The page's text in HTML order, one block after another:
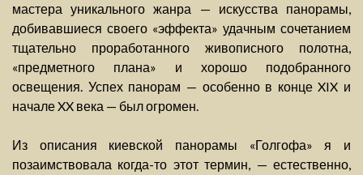
мастера уникального жанра — искусства панорамы,
добивавшиеся своего «эффекта» удачным сочетанием
тщательно проработанного живописного полотна,
«предметного плана» и хорошо подобранного
освещения. Успех панорам — особенно в конце XIX и
начале XX века — был огромен.
Из описания киевской панорамы «Голгофа» я и
позаимствовала когда-то этот термин, — естественно,